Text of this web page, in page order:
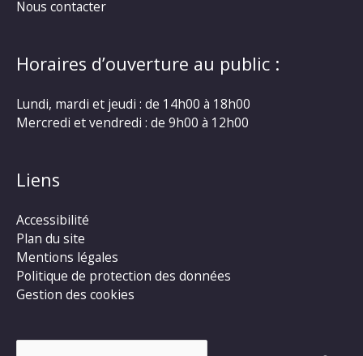
Nous contacter
Horaires d’ouverture au public :
Lundi, mardi et jeudi : de 14h00 à 18h00
Mercredi et vendredi : de 9h00 à 12h00
Liens
Accessibilité
Plan du site
Mentions légales
Politique de protection des données
Gestion des cookies